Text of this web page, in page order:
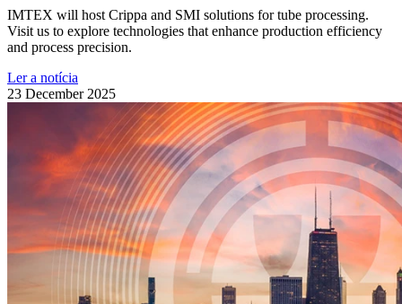
IMTEX will host Crippa and SMI solutions for tube processing.
Visit us to explore technologies that enhance production efficiency
and process precision.
Ler a notícia
23 December 2025